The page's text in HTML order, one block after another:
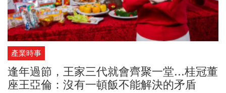
產業時事
逢年過節，王家三代就會齊聚一堂...桂冠董
座王亞倫：沒有一頓飯不能解決的矛盾